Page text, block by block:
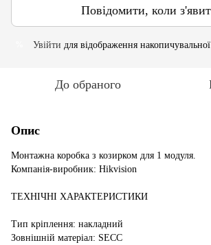
Повідомити, коли
Увійти для відображення
До обраного
Опис
Монтажна коробка з козирком для 1 модуля.
Компанія-виробник: Hikvision
ТЕХНІЧНІ ХАРАКТЕРИСТИКИ
Тип кріплення: накладний
Зовнішній матеріал: SECC